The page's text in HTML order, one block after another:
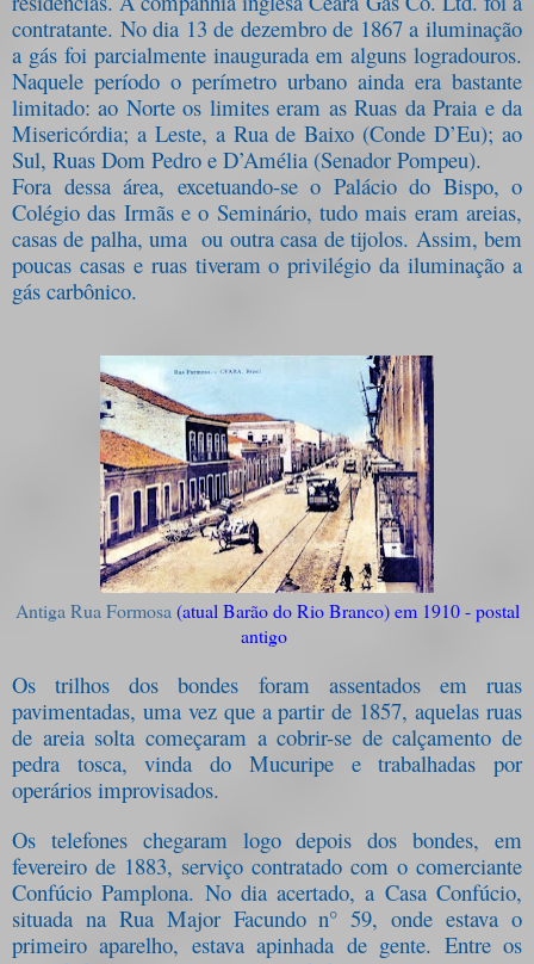
contratante. No dia 13 de dezembro de 1867 a iluminação
a gás foi parcialmente inaugurada em alguns logradouros.
Naquele período o perímetro urbano ainda era bastante
limitado: ao Norte os limites eram as Ruas da Praia e da
Misericórdia; a Leste, a Rua de Baixo (Conde D’Eu); ao
Sul, Ruas Dom Pedro e D’Amélia (Senador Pompeu).
Fora dessa área, excetuando-se o Palácio do Bispo, o
Colégio das Irmãs e o Seminário, tudo mais eram areias,
casas de palha, uma ou outra casa de tijolos. Assim, bem
poucas casas e ruas tiveram o privilégio da iluminação a
gás carbônico.
Antiga Rua Formosa (atual Barão do Rio Branco) em 1910 - postal
antigo
Os trilhos dos bondes foram assentados em ruas
pavimentadas, uma vez que a partir de 1857, aquelas ruas
de areia solta começaram a cobrir-se de calçamento de
pedra tosca, vinda do Mucuripe e trabalhadas por
operários improvisados.
Os telefones chegaram logo depois dos bondes, em
fevereiro de 1883, serviço contratado com o comerciante
Confúcio Pamplona. No dia acertado,a Casa Confúcio,
situada na Rua Major Facundo n° 59, onde estava o
primeiro aparelho, estava apinhada de gente. Entre os